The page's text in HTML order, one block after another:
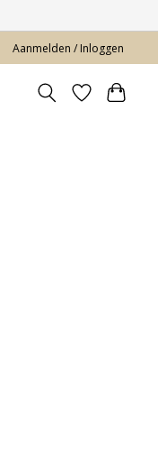
Aanmelden / Inloggen